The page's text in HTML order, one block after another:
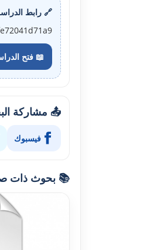
🔗 رابط
📖 فتح
📤 مشاركة
فيسبوك
📚 بحوث ذات